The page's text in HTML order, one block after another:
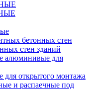
бетонных стен
стен зданий
алюминивые для
для открытого монтажа
и распаечные под